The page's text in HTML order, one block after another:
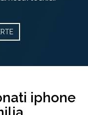
iphone